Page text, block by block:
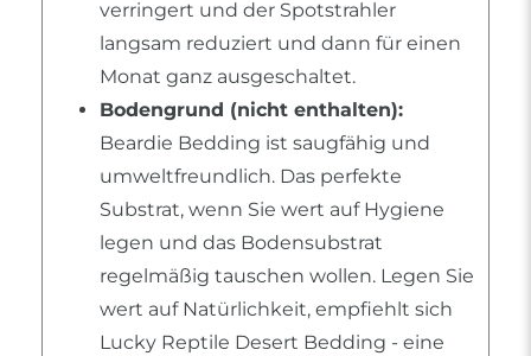
verringert und der Spotstrahler
langsam reduziert und dann für einen
Monat ganz ausgeschaltet.
Bodengrund (nicht enthalten):
Beardie Bedding ist saugfähig und
umweltfreundlich. Das perfekte
Substrat, wenn Sie wert auf Hygiene
legen und das Bodensubstrat
regelmäßig tauschen wollen. Legen Sie
wert auf Natürlichkeit, empfiehlt sich
Lucky Reptile Desert Bedding - eine